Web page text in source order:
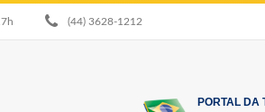
(44) 3628-1212
PORTAL DA